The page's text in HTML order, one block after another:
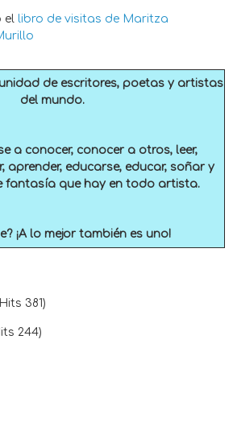
el libro de visitas de Maritza
de escritores, poetas y artistas
del mundo.
a conocer, conocer a otros, leer,
aprender, educarse, educar, soñar y
fantasía que hay en todo artista.
¡A lo mejor también es uno!
381)
244)